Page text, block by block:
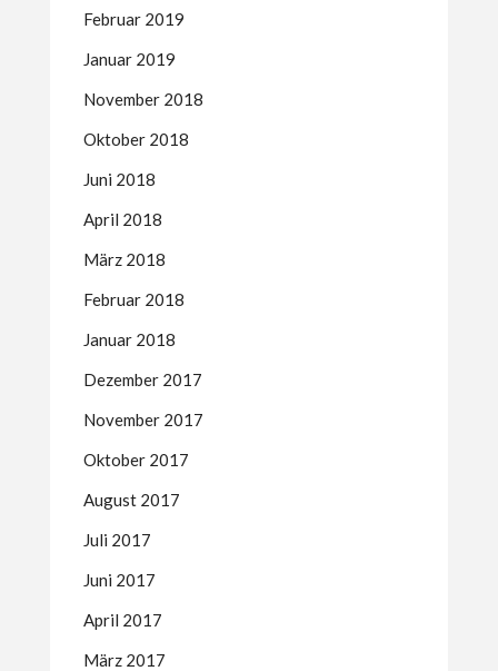
Februar 2019
Januar 2019
November 2018
Oktober 2018
Juni 2018
April 2018
März 2018
Februar 2018
Januar 2018
Dezember 2017
November 2017
Oktober 2017
August 2017
Juli 2017
Juni 2017
April 2017
März 2017